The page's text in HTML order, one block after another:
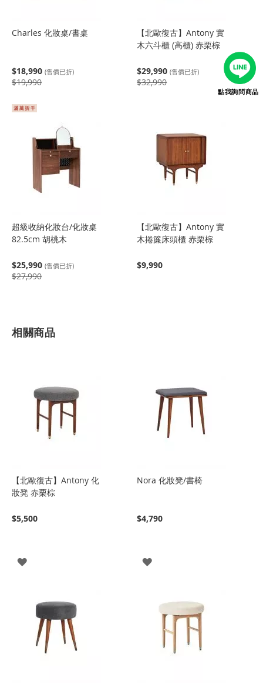
Charles 化妝桌/書桌
$18,990 (售價已折)
$19,990
【北歐復古】Antony 實
木六斗櫃 (高櫃) 赤栗棕
$29,990 (售價已折)
$32,990
超級收納化妝台/化妝桌
82.5cm 胡桃木
$25,990 (售價已折)
$27,990
【北歐復古】Antony 實
木捲簾床頭櫃 赤栗棕
$9,990
相關商品
【北歐復古】Antony 化
妝凳 赤栗棕
$5,500
登
Nora 化妝凳/書椅
$4,790
登
點我詢問商品